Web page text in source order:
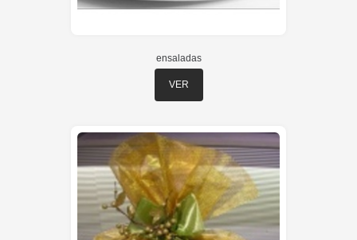
ensaladas
VER